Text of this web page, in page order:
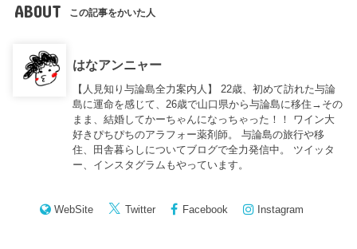
ABOUT この記事をかいた人
はなアンニャー
【人見知り与論島全力案内人】 22歳、初めて訪れた与論
島に運命を感じて、26歳で山口県から与論島に移住→その
まま、結婚してかーちゃんになっちゃった！！ ワイン大
好きぴちぴちのアラフォー薬剤師。 与論島の旅行や移
住、田舎暮らしについてブログで全力発信中。 ツイッタ
ー、インスタグラムもやっています。
WebSite Twitter Facebook Instagram